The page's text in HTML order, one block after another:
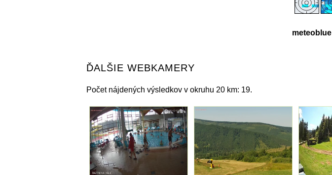
meteoblue
ĎALŠIE WEBKAMERY
Počet nájdených výsledkov v okruhu 20 km: 19.